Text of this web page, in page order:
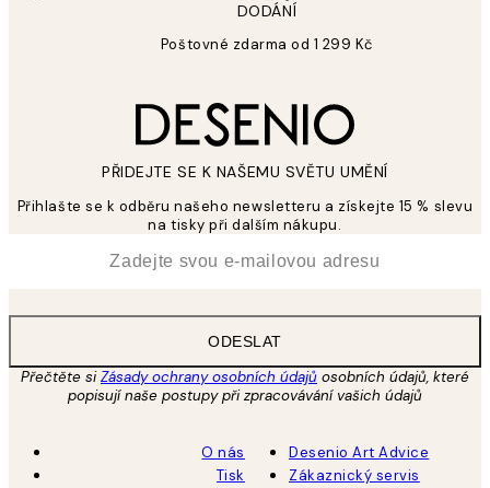
DODÁNÍ
Poštovné zdarma od 1 299 Kč
PŘIDEJTE SE K NAŠEMU SVĚTU UMĚNÍ
Přihlašte se k odběru našeho newsletteru a získejte 15 % slevu
na tisky při dalším nákupu.
ODESLAT
Přečtěte siZásady ochrany osobních údajů osobních údajů, které
popisují naše postupy při zpracovávání vašich údajů
O nás
Tisk
Desenio Art Advice
Zákaznický servis